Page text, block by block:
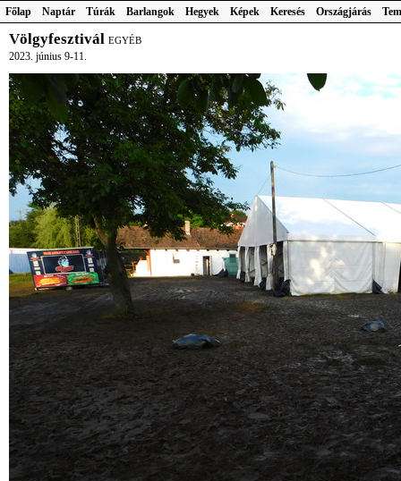
Főlap Naptár Túrák Barlangok Hegyek Képek Keresés Országjárás
Völgyfesztivál EGYÉB
2023. június 9-11.